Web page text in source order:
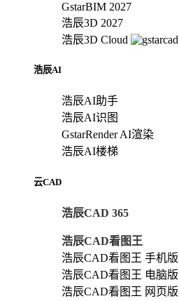
GstarBIM 2027
浩辰3D 2027
浩辰3D Cloud
浩辰AI
浩辰AI助手
浩辰AI识图
GstarRender AI渲染
浩辰AI楼梯
云CAD
浩辰CAD 365
浩辰CAD看图王
浩辰CAD看图王 手机版
浩辰CAD看图王 电脑版
浩辰CAD看图王 网页版